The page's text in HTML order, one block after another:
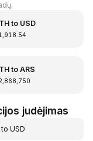
to USD
to ARS
judėjimas
toUSD